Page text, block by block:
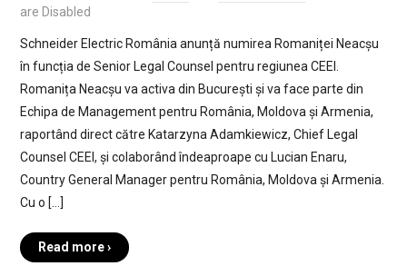
are Disabled
Schneider Electric România anunță numirea Romaniței Neacșu
în funcția de Senior Legal Counsel pentru regiunea CEEI.
Romanița Neacșu va activa din București și va face parte din
Echipa de Management pentru România, Moldova și Armenia,
raportând direct către Katarzyna Adamkiewicz, Chief Legal
Counsel CEEI, și colaborând îndeaproape cu Lucian Enaru,
Country General Manager pentru România, Moldova și Armenia.
Cu o […]
Read more ›